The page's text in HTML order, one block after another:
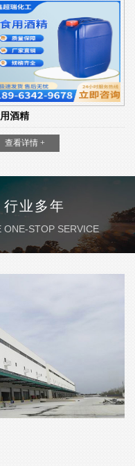
酒精
查看详情 +
行业多年
ONE-STOP SERVICE